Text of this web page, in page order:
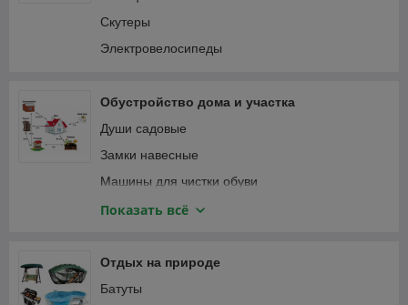
Пылесосы автомобильные
Специализированный автоинструмент
Соединители садовые
Тапенеры (степлеры) для подвязки растений
Шланги садовые
Веревка, канаты
Скутеры
Электровелосипеды
Обустройство дома и участка
Души садовые
Замки навесные
Машины для чистки обуви
Мебель и интерьер
Сантехника
Сейфы
Показать всё
Отдых на природе
Батуты